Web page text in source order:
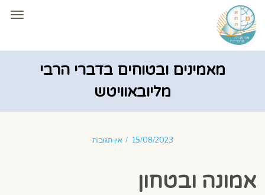
מאמינים ובטוחים בדברי הרבי
מליובאוויטש
15/08/2023 אין תגובות
אמונה ובטחון